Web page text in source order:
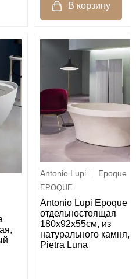
Antonio Lupi Epoque
EPOQUE
Antonio Lupi Epoque
отдельностоящая
180х92х55см, из
натурального камня,
Pietra Luna